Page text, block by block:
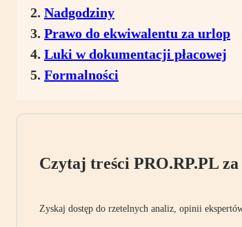
Nadgodziny
Prawo do ekwiwalentu za urlop
Luki w dokumentacji płacowej
Formalności
Czytaj treści PRO.RP.PL za
Zyskaj dostęp do rzetelnych analiz, opinii